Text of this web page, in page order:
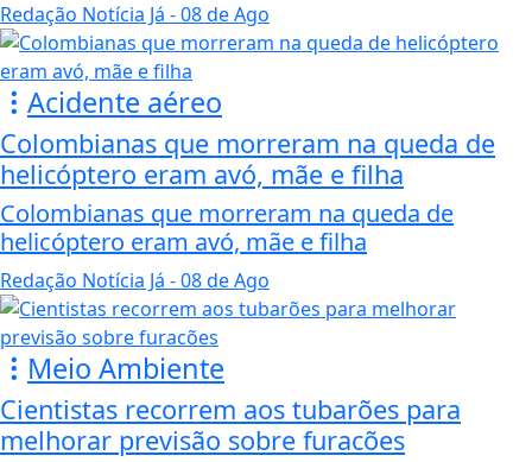
Redação Notícia Já - 08 de Ago
Acidente aéreo
Colombianas que morreram na queda de
helicóptero eram avó, mãe e filha
Colombianas que morreram na queda de
helicóptero eram avó, mãe e filha
Redação Notícia Já - 08 de Ago
Meio Ambiente
Cientistas recorrem aos tubarões para
melhorar previsão sobre furacões